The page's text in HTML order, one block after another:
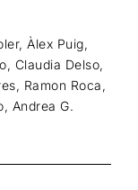
Àlex Puig,
Claudia Delso,
Ramon Roca,
Andrea G.